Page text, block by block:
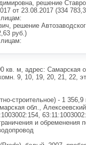
решение
от 23.08.2017 (334
решение
руб.)
кв. м, адрес: Самарская
9, 10, 19, 20, 21, 22,
строительное) - 1
обл.,
и обременения